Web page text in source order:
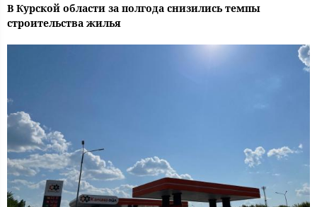
В Курской области за полгода снизились темпы
строительства жилья